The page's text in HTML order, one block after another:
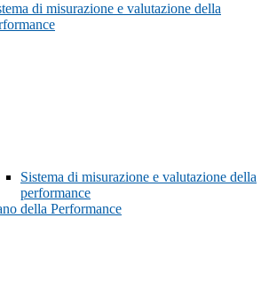
di misurazione e valutazione della
Sistema di misurazione e valutazione della
performance
della Performance